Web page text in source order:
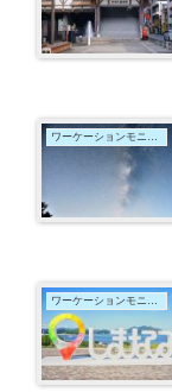
ワーケーションモニター